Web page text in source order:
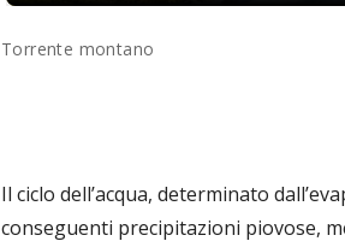
Torrente montano
Il ciclo dell’acqua, determinato
conseguenti precipitazioni piovose,